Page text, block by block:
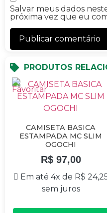
Salvar meus dados
próxima vez que eu
PRODUTOS
CAMISETA BASICA
ESTAMPADA MC SLIM
OGOCHI
R$97,00
Em até 4x de R$
sem juros